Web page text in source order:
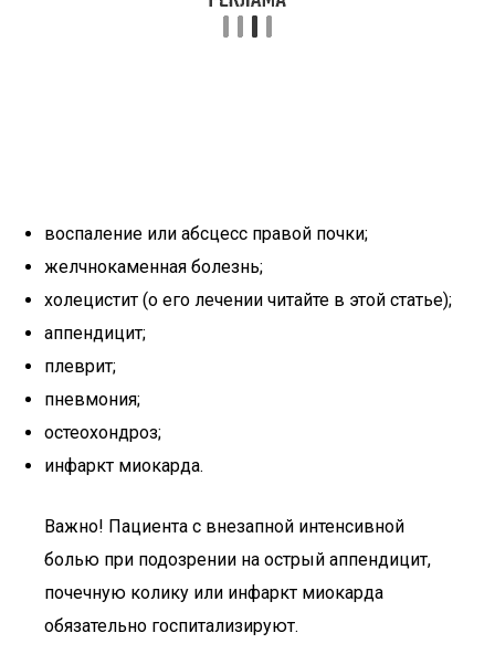
воспаление или абсцесс правой почки;
желчнокаменная болезнь;
холецистит (о его лечении читайте в этой статье);
аппендицит;
плеврит;
пневмония;
остеохондроз;
инфаркт миокарда.
Важно! Пациента с внезапной интенсивной
болью при подозрении на острый аппендицит,
почечную колику или инфаркт миокарда
обязательно госпитализируют.